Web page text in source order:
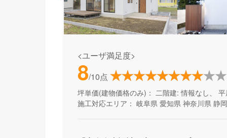
<ユーザ満足度>
8/10点
坪単価(建物価格のみ)： 二階建: 情報なし、
施工対応エリア： 岐阜県 愛知県 神奈川県 静